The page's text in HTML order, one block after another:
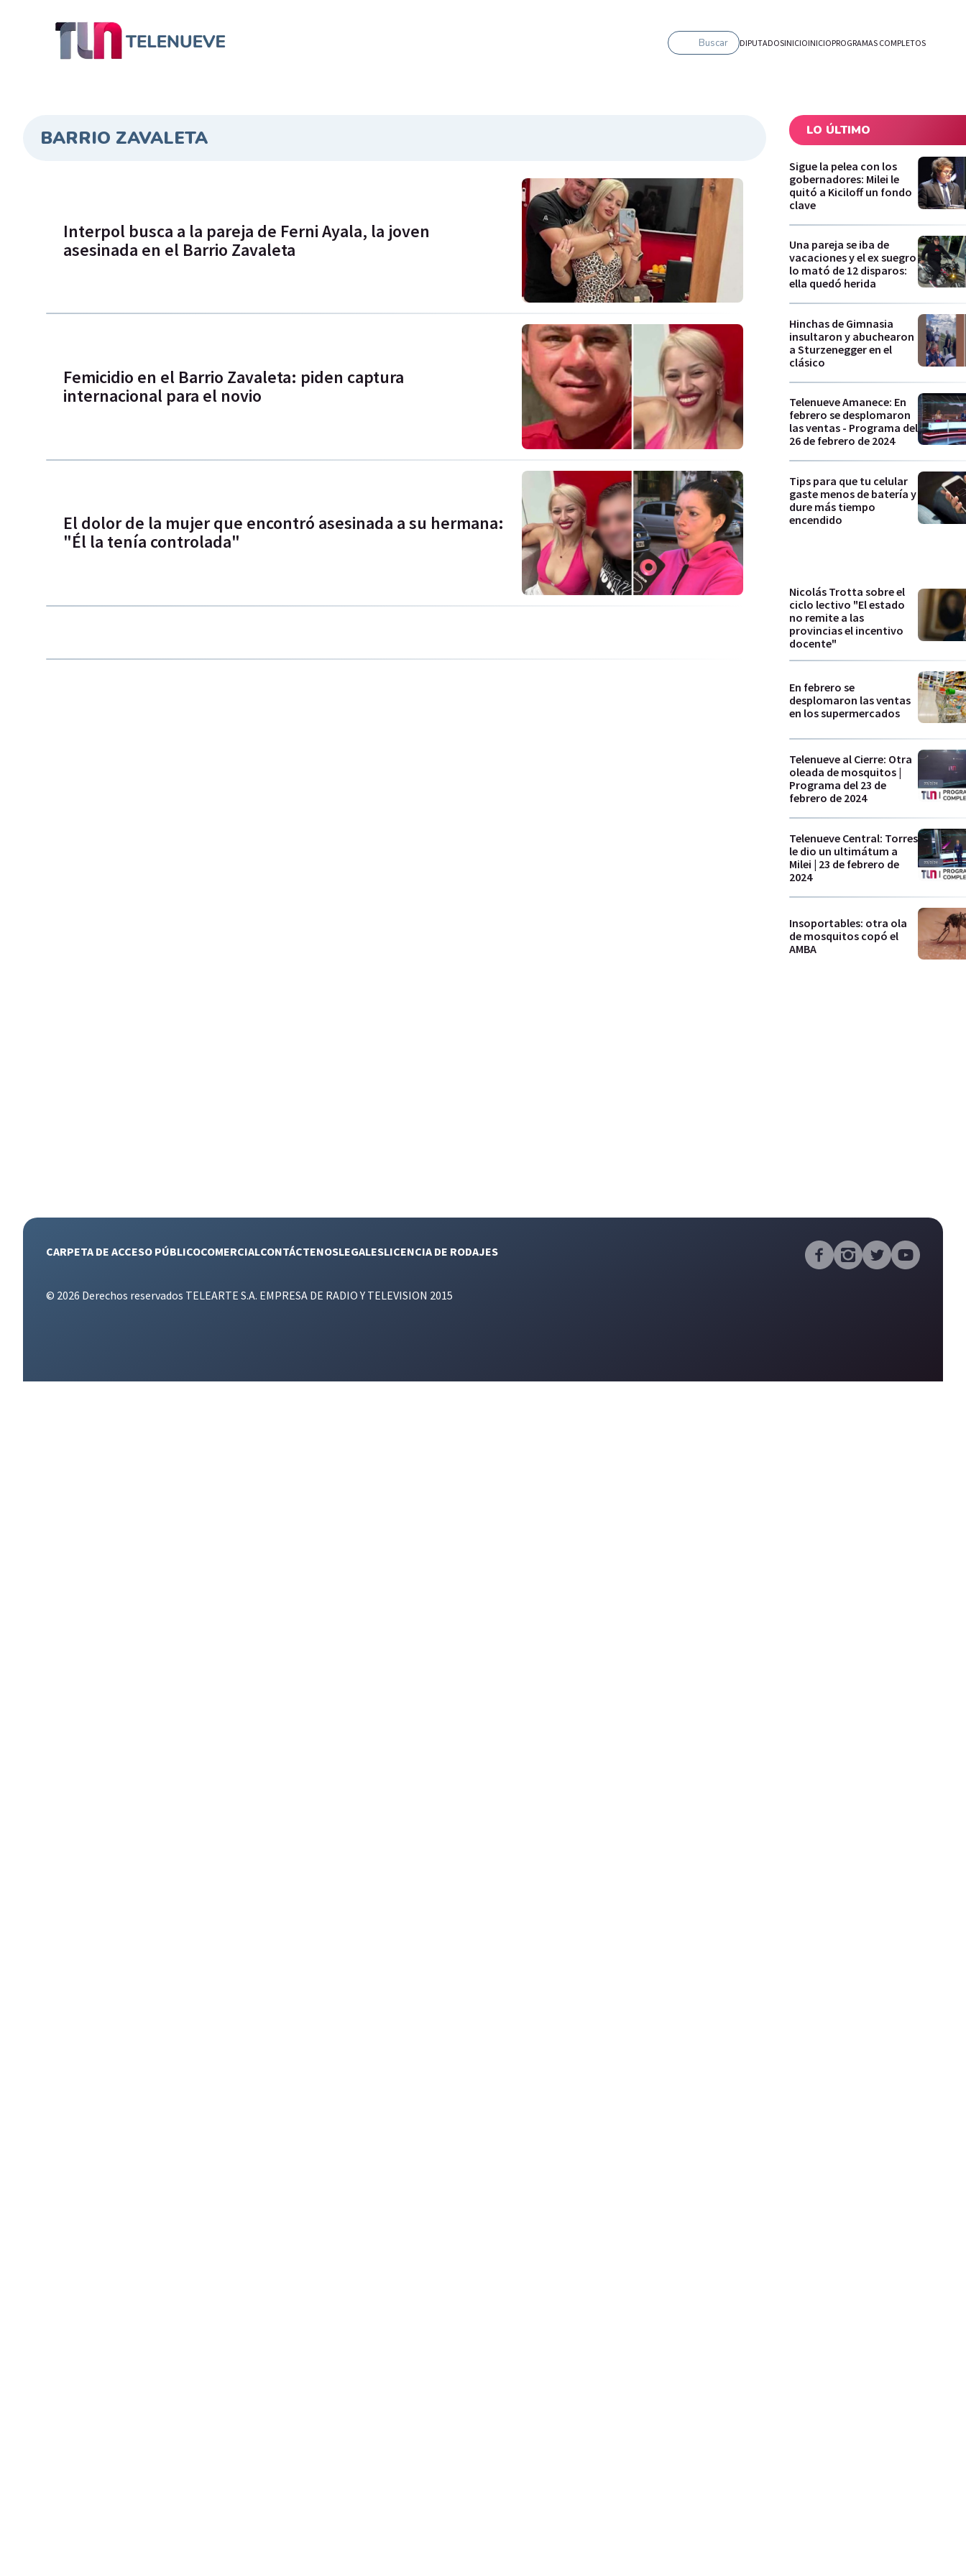
Buscar DIPUTADOSINICIOINICIOPROGRAMAS COMPLETOS
BARRIO ZAVALETA
Interpol busca a la pareja de Ferni Ayala, la joven
asesinada en el Barrio Zavaleta
Femicidio en el Barrio Zavaleta: piden captura
internacional para el novio
El dolor de la mujer que encontró asesinada a su hermana:
"Él la tenía controlada"
LO ÚLTIMO
Sigue la pelea con los
gobernadores: Milei le
quitó a Kiciloff un fondo
clave
Una pareja se iba de
vacaciones y el ex suegro
lo mató de 12 disparos:
ella quedó herida
Hinchas de Gimnasia
insultaron y abuchearon
a Sturzenegger en el
clásico
Telenueve Amanece: En
febrero se desplomaron
las ventas - Programa del
26 de febrero de 2024
Tips para que tu celular
gaste menos de batería y
dure más tiempo
encendido
Nicolás Trotta sobre el
ciclo lectivo "El estado
no remite a las
provincias el incentivo
docente"
En febrero se
desplomaron las ventas
en los supermercados
Telenueve al Cierre: Otra
oleada de mosquitos |
Programa del 23 de
febrero de 2024
Telenueve Central: Torres
le dio un ultimátum a
Milei | 23 de febrero de
2024
Insoportables: otra ola
de mosquitos copó el
AMBA
CARPETA DE ACCESO PÚBLICOCOMERCIALCONTÁCTENOSLEGALESLICENCIA DE RODAJES
© 2026 Derechos reservados TELEARTE S.A. EMPRESA DE RADIO Y TELEVISION 2015